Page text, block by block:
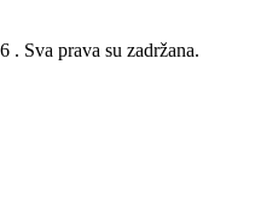
Sva prava su zadržana.